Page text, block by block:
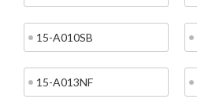
15-A010SB
15-A013NF